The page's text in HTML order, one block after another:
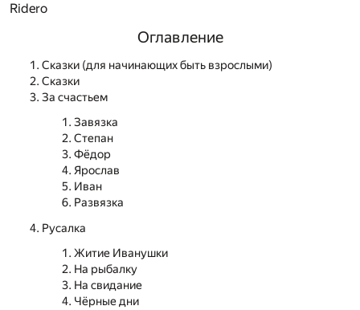
Ridero
Оглавление
Сказки (для начинающих быть взрослыми)
Сказки
За счастьем
Завязка
Степан
Фёдор
Ярослав
Иван
Развязка
Русалка
Житие Иванушки
На рыбалку
На свидание
Чёрные дни